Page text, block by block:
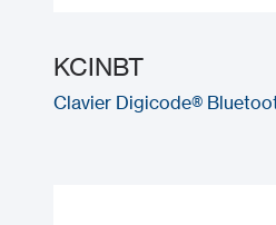
KCINBT
Clavier Digicode®